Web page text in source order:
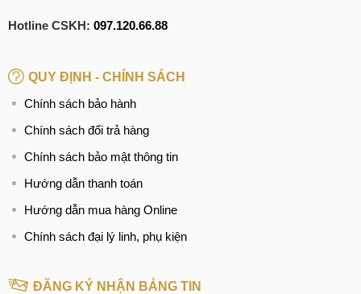
Hotline CSKH: 097.120.66.88
QUY ĐỊNH - CHÍNH SÁCH
Chính sách bảo hành
Chính sách đổi trả hàng
Chính sách bảo mật thông tin
Hướng dẫn thanh toán
Hướng dẫn mua hàng Online
Chính sách đại lý linh, phụ kiện
ĐĂNG KÝ NHẬN BẢNG TIN